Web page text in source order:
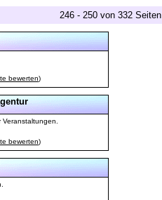
246 - 250 von 332 Seiten
bewerten)
bewerten)